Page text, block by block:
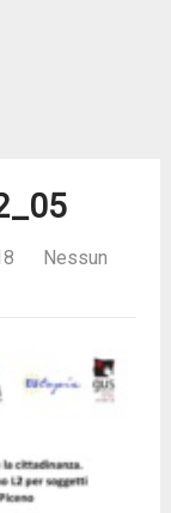
Nessun